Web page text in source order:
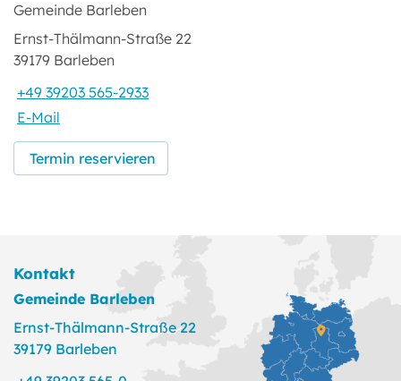
Gemeinde Barleben
Ernst-Thälmann-Straße 22
39179 Barleben
+49 39203 565-2933
E-Mail
Termin reservieren
Kontakt
Gemeinde Barleben
Ernst-Thälmann-Straße 22
39179 Barleben